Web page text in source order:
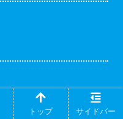
トップ サイドバー